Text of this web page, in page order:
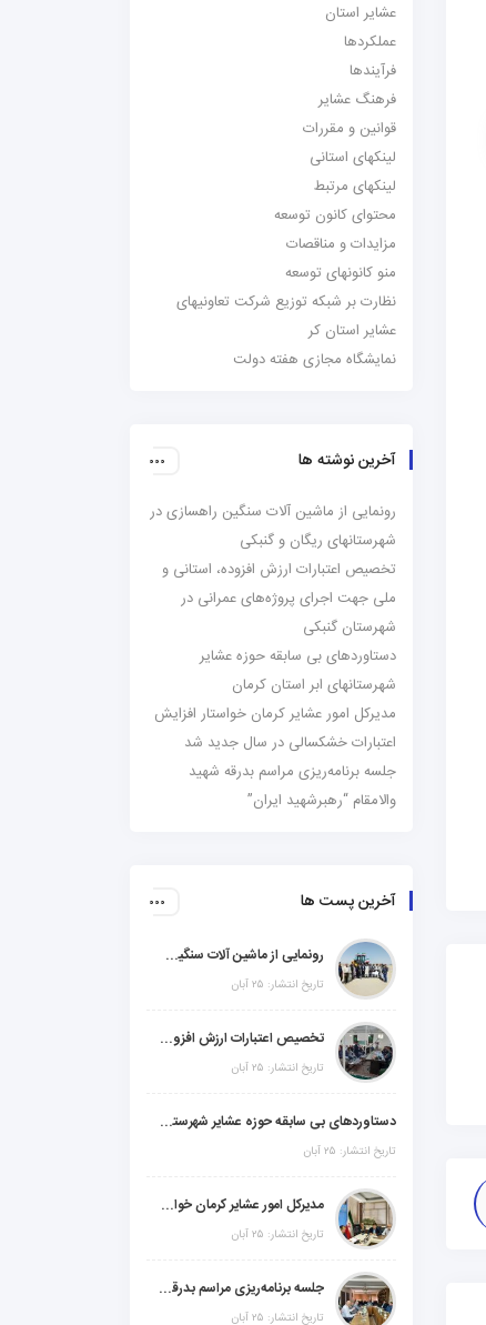
عشایر استان
عملکردها
فرآیندها
فرهنگ عشایر
قوانین و مقررات
لینکهای استانی
لینکهای مرتبط
محتوای کانون توسعه
مزایدات و مناقصات
منو کانونهای توسعه
نظارت بر شبکه توزیع شرکت تعاونیهای
عشایر استان کر
نمایشگاه مجازی هفته دولت
آخرین نوشته ها
رونمایی از ماشین آلات سنگین راهسازی در
شهرستانهای ریگان و گنبکی
تخصیص اعتبارات ارزش افزوده، استانی و
ملی جهت اجرای پروژه‌های عمرانی در
شهرستان گنبکی
دستاوردهای بی سابقه حوزه عشایر
شهرستانهای ابر استان کرمان
مدیرکل امور عشایر کرمان خواستار افزایش
اعتبارات خشکسالی در سال جدید شد
جلسه برنامه‌ریزی مراسم بدرقه شهید
والامقام “رهبرشهید ایران”
آخرین پست ها
رونمایی از ماشین آلات سنگین راهسازی در شهرستانهای ریگان و گنبکی
تاریخ انتشار: ۲۵ آبان
تخصیص اعتبارات ارزش افزوده، استانی و ملی جهت اجرای پروژه‌های عمرانی در شهرستان گنبکی
تاریخ انتشار: ۲۵ آبان
دستاوردهای بی سابقه حوزه عشایر شهرستانهای ابر استان کرمان
تاریخ انتشار: ۲۵ آبان
مدیرکل امور عشایر کرمان خواستار افزایش اعتبارات خشکسالی در سال جدید شد
تاریخ انتشار: ۲۵ آبان
جلسه برنامه‌ریزی مراسم بدرقه شهید والامقام "رهبرشهید ایران"
تاریخ انتشار: ۲۵ آبان